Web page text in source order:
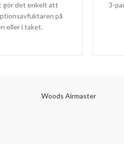
gör det enkelt att
på
eller i taket.
3-
Woods Airmaster